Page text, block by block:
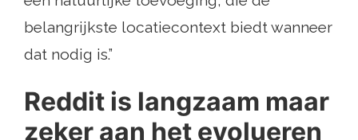
belangrijkste locatiecontext biedt wanneer
dat nodig is.”
Reddit is langzaam maar
zeker aan het evolueren